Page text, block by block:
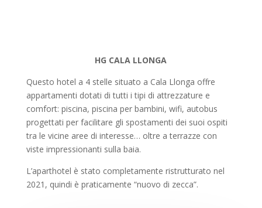
HG CALA LLONGA
Questo hotel a 4 stelle situato a Cala Llonga offre
appartamenti dotati di tutti i tipi di attrezzature e
comfort: piscina, piscina per bambini, wifi, autobus
progettati per facilitare gli spostamenti dei suoi ospiti
tra le vicine aree di interesse… oltre a terrazze con
viste impressionanti sulla baia.
L’aparthotel è stato completamente ristrutturato nel
2021, quindi è praticamente “nuovo di zecca”.